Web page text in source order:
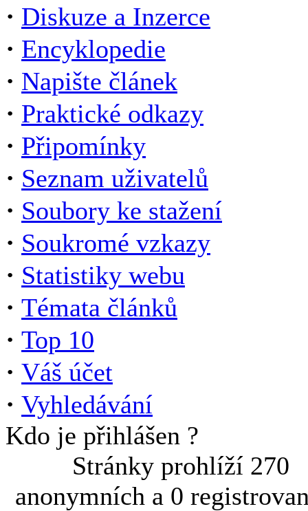
· Diskuze a Inzerce
· Encyklopedie
· Napište článek
· Praktické odkazy
· Připomínky
· Seznam uživatelů
· Soubory ke stažení
· Soukromé vzkazy
· Statistiky webu
· Témata článků
· Top 10
· Váš účet
· Vyhledávání
Kdo je přihlášen ?
Stránky prohlíží 270
anonymních a 0